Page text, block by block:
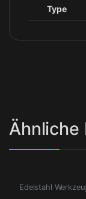
Type
Ähnliche
Edelstahl